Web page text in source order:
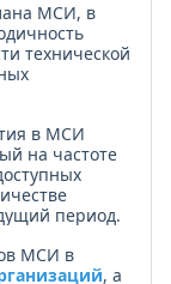
МСИ, в
технической
в МСИ
на частоте
период.
МСИ в
, а